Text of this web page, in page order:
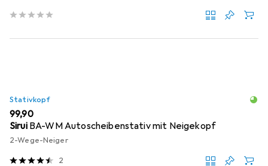
Stativkopf
EUR
99,90
Sirui BA-WM Autoscheibenstativ mit Neigekopf
2-Wege-Neiger
2